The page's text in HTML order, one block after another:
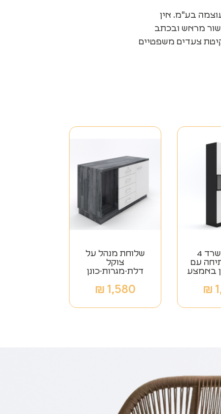
בע"מ. אין
מראש ובכתב
צעדים משפטיים
ארון למשרד 4
עם
באמצע
₪
שלוחת מנהל על
צוקל
דלת-מגרות-כונן
1,580
₪